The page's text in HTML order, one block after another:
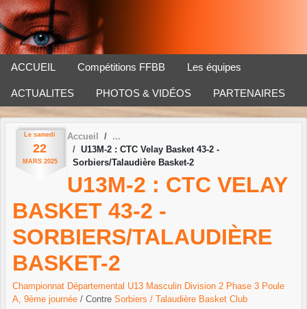
ACCUEIL Compétitions FFBB Les équipes
ACTUALITES PHOTOS & VIDÉOS PARTENAIRES
Le samedi
22
MARS 2025
Accueil
U13M-2 : CTC Velay Basket 43-2 -
Sorbiers/Talaudière Basket-2
U13M-2 : CTC VELAY
BASKET 43-2 -
SORBIERS/TALAUDIÈRE
BASKET-2
Championnat Départemental U13 Masculin Division 2 Phase 3 Poule
A, 9ème journée / Contre Sorbiers / Talaudière Basket Club
Panneau de gestion des cookies